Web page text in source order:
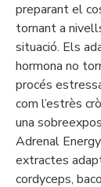
preparant el
tornant a
situació. Els
hormona no
procés
com l’estrès
una
Adrenal
extractes
cordyceps,